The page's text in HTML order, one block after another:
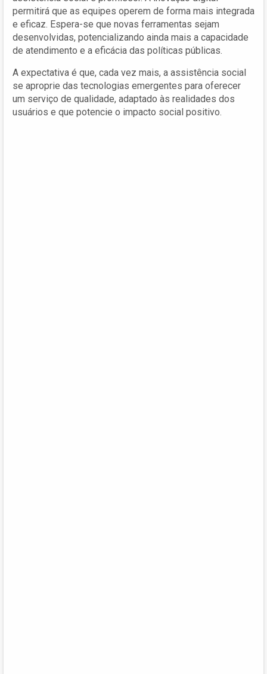
permitirá que as equipes operem de forma mais integrada
e eficaz. Espera-se que novas ferramentas sejam
desenvolvidas, potencializando ainda mais a capacidade
de atendimento e a eficácia das políticas públicas.
A expectativa é que, cada vez mais, a assistência social
se aproprie das tecnologias emergentes para oferecer
um serviço de qualidade, adaptado às realidades dos
usuários e que potencie o impacto social positivo.